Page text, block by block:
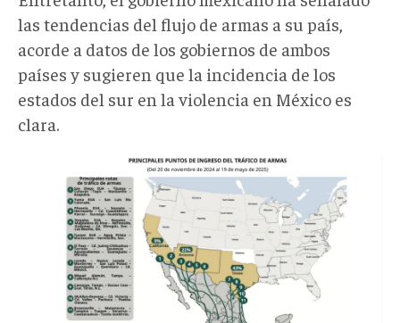
las tendencias del flujo de armas a su país,
acorde a datos de los gobiernos de ambos
países y sugieren que la incidencia de los
estados del sur en la violencia en México es
clara.
Armas
EEUU